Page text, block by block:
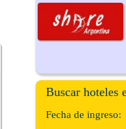
Buscar hoteles
Fecha de ingreso: